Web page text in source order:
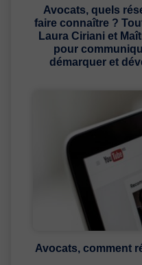
Avocats, quels
faire connaître ?
Laura Ciriani et
pour
démarquer et
Avocats, comment